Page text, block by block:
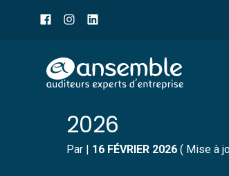
header
Aller
au
INDICE DU
2026
Par | 16 FÉVRIER 2026( Mise à